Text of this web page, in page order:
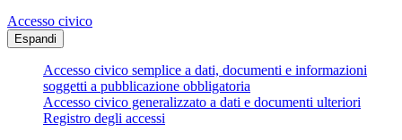
Accesso civico
Espandi
Accesso civico semplice a dati, documenti e informazioni
soggetti a pubblicazione obbligatoria
Accesso civico generalizzato a dati e documenti ulteriori
Registro degli accessi